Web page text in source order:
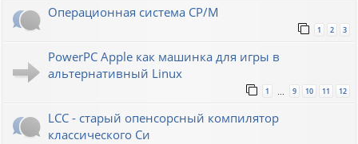
Операционная система CP/M
1 2 3
PowerPC Apple как машинка для игры в
альтернативный Linux
1 … 9 10 11 12
LCC - старый опенсорсный компилятор
классического Си